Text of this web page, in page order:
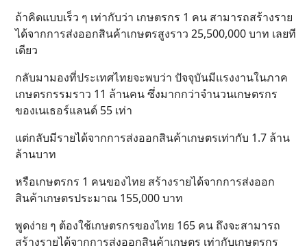
ถ้าคิดแบบเร็ว ๆ เท่ากับว่า เกษตรกร 1 คน สามารถสร้างราย
ได้จากการส่งออกสินค้าเกษตรสูงราว 25,500,000 บาท เลยที
เดียว
กลับมามองที่ประเทศไทยจะพบว่า ปัจจุบันมีแรงงานในภาค
เกษตรกรรมราว 11 ล้านคน ซึ่งมากกว่าจำนวนเกษตรกร
ของเนเธอร์แลนด์ 55 เท่า
แต่กลับมีรายได้จากการส่งออกสินค้าเกษตรเท่ากับ 1.7 ล้าน
ล้านบาท
หรือเกษตรกร 1 คนของไทย สร้างรายได้จากการส่งออก
สินค้าเกษตรประมาณ 155,000 บาท
พูดง่าย ๆ ต้องใช้เกษตรกรของไทย 165 คน ถึงจะสามารถ
สร้างรายได้จากการส่งออกสินค้าเกษตร เท่ากับเกษตรกร